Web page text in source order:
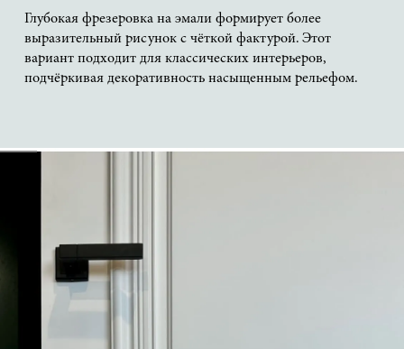
Глубокая фрезеровка на эмали формирует более
выразительный рисунок с чёткой фактурой. Этот
вариант подходит для классических интерьеров,
подчёркивая декоративность насыщенным рельефом.